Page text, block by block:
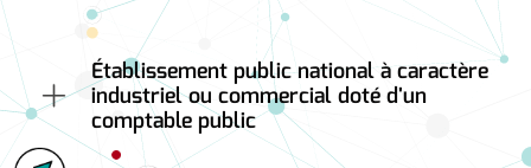
Établissement public national à caractère
industriel ou commercial doté d'un
comptable public